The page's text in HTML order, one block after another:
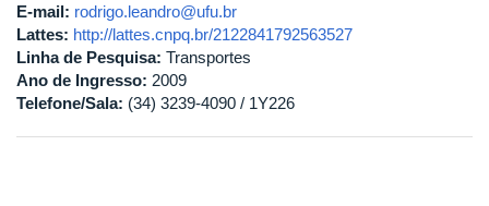
E-mail: rodrigo.leandro@ufu.br
Lattes: http://lattes.cnpq.br/2122841792563527
Linha de Pesquisa: Transportes
Ano de Ingresso: 2009
Telefone/Sala: (34) 3239-4090 / 1Y226